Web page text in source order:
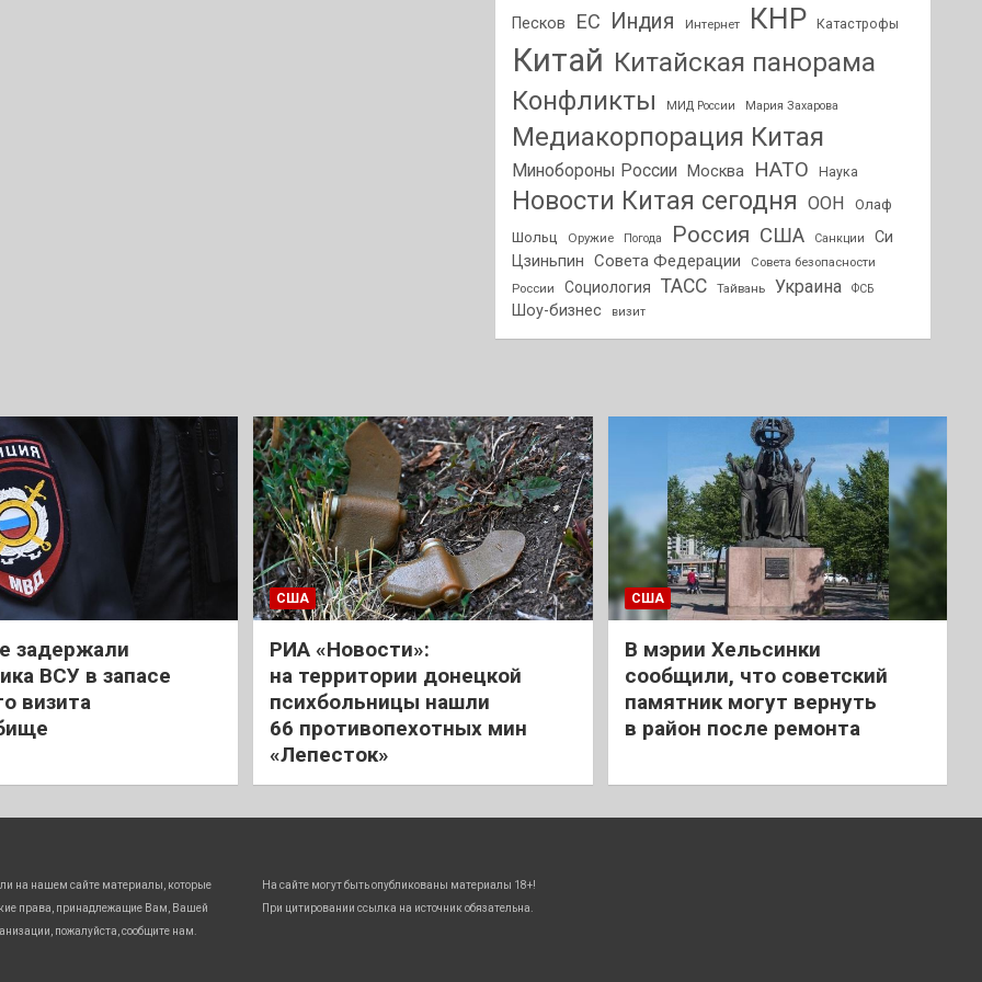
Песков ЕС Индия Интернет КНР Катастрофы
Китай Китайская панорама
Конфликты
МИД России Мария Захарова
Медиакорпорация Китая
Минобороны России Москва НАТО Наука
Новости Китая сегодня ООН
Олаф
Шольц
Оружие Погода Россия США Санкции
Си
Цзиньпин
Совета Федерации
Совета безопасности
России
Социология ТАСС Тайвань Украина ФСБ
Шоу-бизнес визит
задержали
ВСУ в запасе
визита
США
РИА «Новости»:
на территории донецкой
психбольницы нашли
66 противопехотных мин
«Лепесток»
США
В мэрии Хельсинки
сообщили, что советский
памятник могут вернуть
в район после ремонта
на нашем сайте материалы, которые
права, принадлежащие Вам, Вашей
пожалуйста, сообщите нам.
На сайте могут быть опубликованы материалы 18+!
При цитировании ссылка на источник обязательна.